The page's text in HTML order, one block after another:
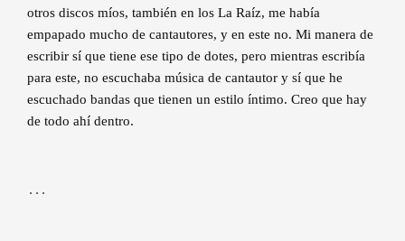
otros discos míos, también en los La Raíz, me había
empapado mucho de cantautores, y en este no. Mi manera de
escribir sí que tiene ese tipo de dotes, pero mientras escribía
para este, no escuchaba música de cantautor y sí que he
escuchado bandas que tienen un estilo íntimo. Creo que hay
de todo ahí dentro.
…